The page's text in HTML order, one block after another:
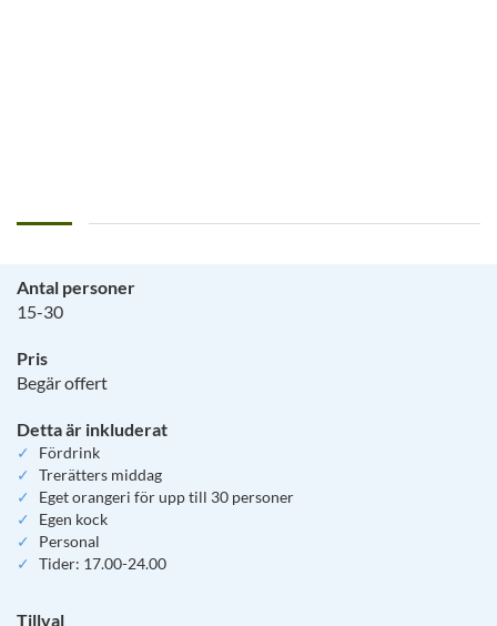
Antal personer
15-30
Pris
Begär offert
Detta är inkluderat
Fördrink
Trerätters middag
Eget orangeri för upp till 30 personer
Egen kock
Personal
Tider: 17.00-24.00
Tillval